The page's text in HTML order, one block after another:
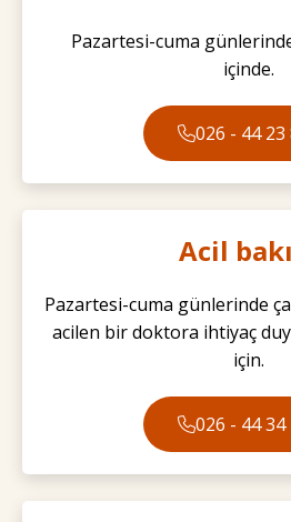
Pazartesi-cuma
içinde.
026 - 44 23
Acil
Pazartesi-cuma günlerinde
acilen bir doktora ihtiyaç
için.
026 - 44 34